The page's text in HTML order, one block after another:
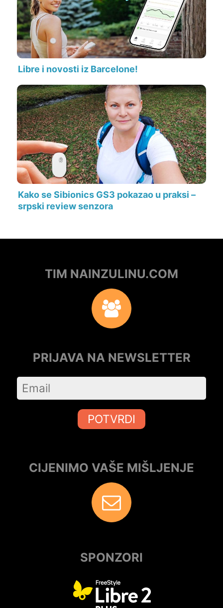
Libre i novosti iz Barcelone!
Kako se Sibionics GS3 pokazao u praksi –
srpski review senzora
TIM NAINZULINU.COM
PRIJAVA NA NEWSLETTER
POTVRDI
CIJENIMO VAŠE MIŠLJENJE
SPONZORI